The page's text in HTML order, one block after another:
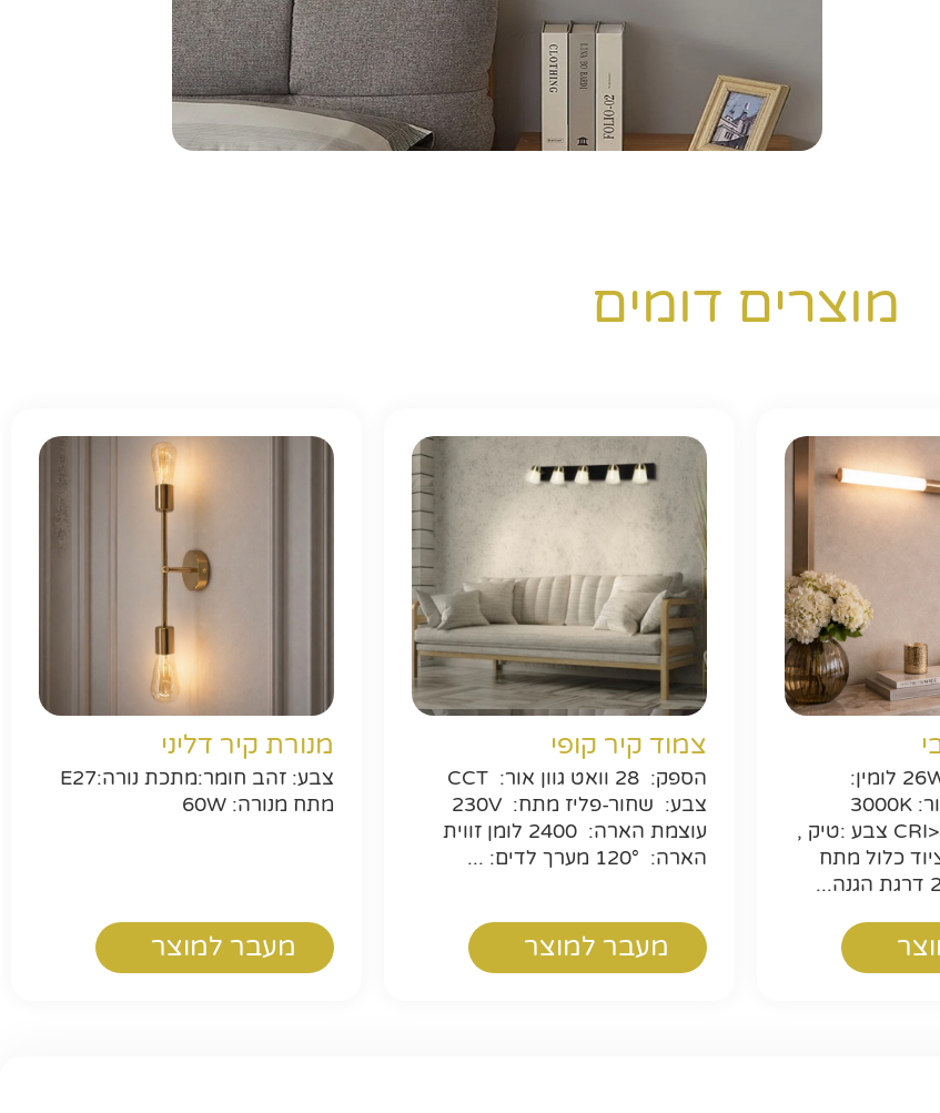
חפשו באתר
מוצרים דומים
מקור אור: 26W LED לומין:
2560Lm צבע אור: 3000K
מסירות צבע :CRI>80 צבע :טיק ,
כלול מתח
צמוד קיר קופי
הספק: 28 וואט גוון אור: CCT
צבע: שחור-פליז מתח: 230V
עוצמת הארה: 2400 לומן זווית
הארה: 120° מערך לדים: ...
מעבר למוצר
מנורת קיר דליני
צבע: זהב חומר:מתכת נורה:E27
מתח מנורה: 60W
מעבר למוצר